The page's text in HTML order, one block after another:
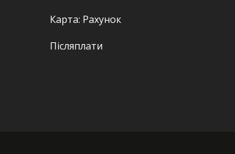
Карта: Рахунок
Післяплати